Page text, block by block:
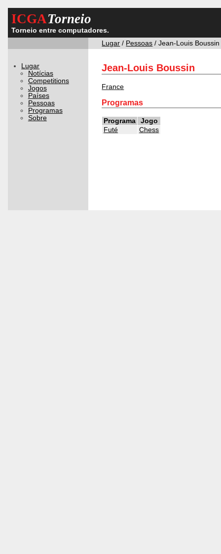
ICGATorneio
Torneio entre computadores.
Lugar / Pessoas / Jean-Louis Boussin
Lugar
Notícias
Competitions
Jogos
Países
Pessoas
Programas
Sobre
Jean-Louis Boussin
France
Programas
Programa
Jogo
Futé
Chess